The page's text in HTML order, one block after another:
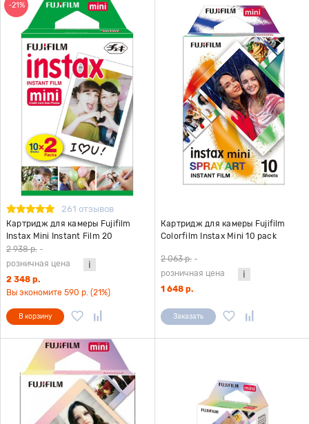
-21%
261 отзывов
Картридж для камеры Fujifilm
Instax Mini Instant Film 20
снимков
2 938 р. -
розничная цена
2 348 р.
Вы экономите 590 р. (21%)
В корзину
Картридж для камеры Fujifilm
Colorfilm Instax Mini 10 pack
2 063 р. -
розничная цена
1 648 р.
Заказать